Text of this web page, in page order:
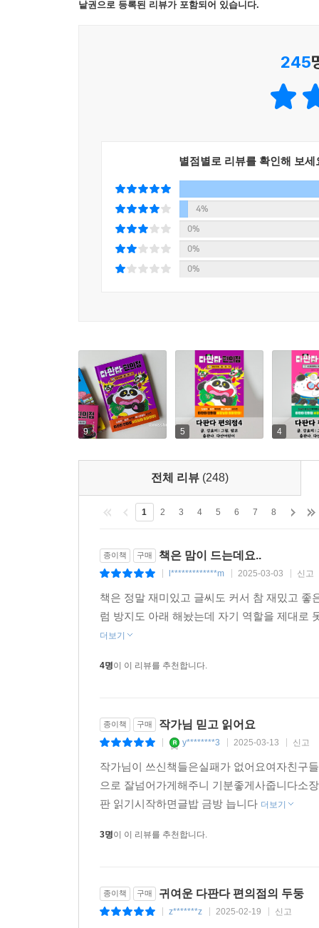
속닥속닥하죠. 그런 다판다 편의점에 오늘 첫
커다란 두둥의 머리는 꾸벅, 입에서는 침이 주
두둥이 가지고 있는 능력도, 편의점을 연 이유도
학교 제일의 말썽꾸러기답게 만재는 체인지 사
바뀌어 가요. 변신은 두둥과 만재 모두의 것인 셈이
따뜻하고 유머러스한 이야기 속에 그저 장난을
섬세하게 묘사한 강효미 작가의 글과, 글에서
낱권으로 등록된 리뷰가 포함되어 있습니다.
245
별점별로 리뷰를 확인해 보세
4%
0%
0%
0%
9 5 4
전체 리뷰 (248)
1 2 3 4 5 6 7 8
종이책 구매 책은 맘이 드는데요..
l*************m 2025-03-03 신고
책은 정말 재미있고 글씨도 커서 참 재밌고
럼 방지도 아래 해놨는데 자기 역할을 제대로
더보기
4명이 이 리뷰를 추천합니다.
종이책 구매 작가님 믿고 읽어요
y********3 2025-03-13 신고
작가님이 쓰신책들은실패가 없어요여자친구
으로 잘넘어가게해주니 기분좋게사줍니다소
판 읽기시작하면글밥 금방 늡니다 더보기
3명이 이 리뷰를 추천합니다.
종이책 구매 귀여운 다판다 편의점의 두둥
z*******z 2025-02-19 신고